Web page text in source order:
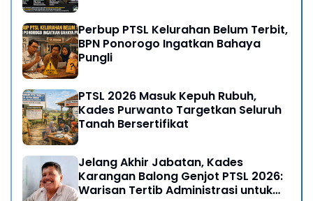
Perbup PTSL Kelurahan Belum Terbit,
BPN Ponorogo Ingatkan Bahaya
Pungli
PTSL 2026 Masuk Kepuh Rubuh,
Kades Purwanto Targetkan Seluruh
Tanah Bersertifikat
Jelang Akhir Jabatan, Kades
Karangan Balong Genjot PTSL 2026:
Warisan Tertib Administrasi untuk